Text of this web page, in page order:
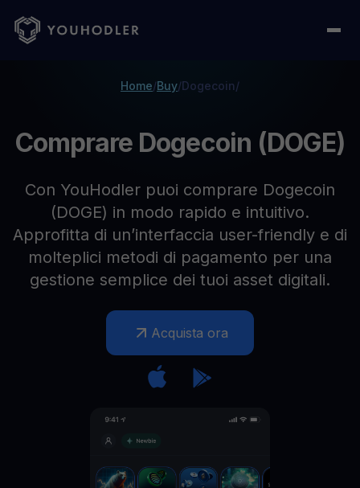
Home/Buy/Dogecoin/
Comprare Dogecoin (DOGE)
Con YouHodler puoi comprare Dogecoin
(DOGE) in modo rapido e intuitivo.
Approfitta di un’interfaccia user-friendly e di
molteplici metodi di pagamento per una
gestione semplice dei tuoi asset digitali.
Acquista ora